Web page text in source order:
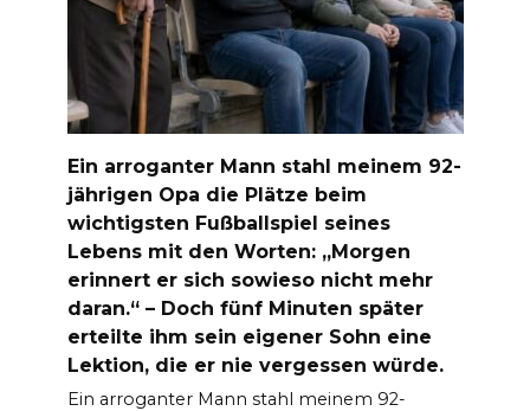
Ein arroganter Mann stahl meinem 92-
jährigen Opa die Plätze beim
wichtigsten Fußballspiel seines
Lebens mit den Worten: „Morgen
erinnert er sich sowieso nicht mehr
daran.“ – Doch fünf Minuten später
erteilte ihm sein eigener Sohn eine
Lektion, die er nie vergessen würde.
Ein arroganter Mann stahl meinem 92-